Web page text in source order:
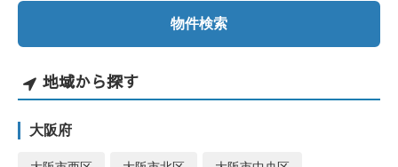
地域から探す
大阪府